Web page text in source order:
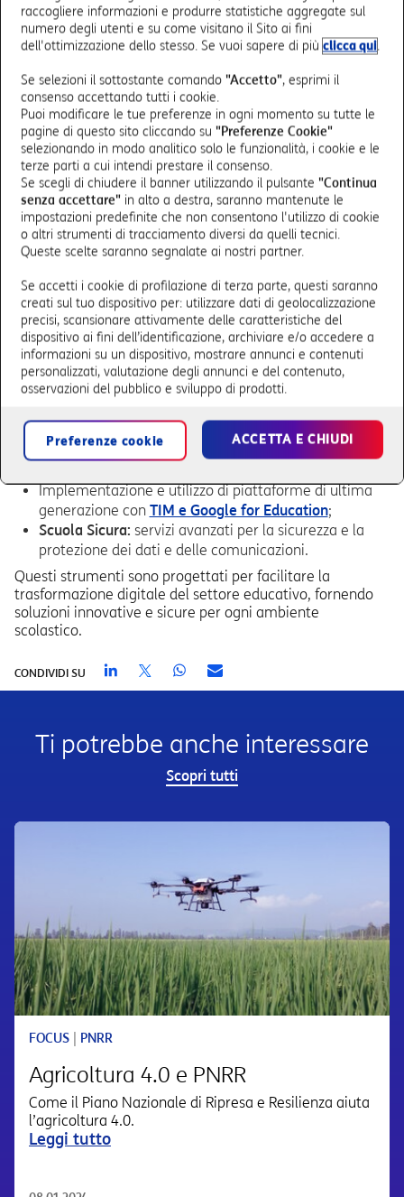
critiche come il pensiero critico, la risoluzione di problemi
e la capacità di lavorare collaborativamente, preparando
gli studenti a sfide e opportunità del mondo moderno.
Didattica digitale: come
contribuisce a questa evoluzione
TIM Enterprise
Per le istituzioni scolastiche, l’evoluzione verso una
didattica sempre più digitaledeve essere gestita
attraverso processi mirati e sicuri, spesso in
collaborazione con entità che fornisconosoluzioni su
misura per le esigenze specifiche di questo ambito.
TIM Enterprise risponde a queste necessità con servizi
progettati specificamente per le scuole digitali,
garantendoconnettività, gestione efficace e sicurezza
Connettività e cablaggio innovativo
Implementazione e utilizzo di piattaforme di ultima
generazione con TIM e Google for Education;
Scuola Sicura: servizi avanzati per la sicurezza e la
protezione dei dati e delle comunicazioni.
Questi strumenti sono progettati per facilitare la
trasformazione digitale del settore educativo, fornendo
soluzioni innovative e sicure per ogni ambiente
scolastico.
CONDIVIDI SU
Ti potrebbe anche interessare
Scopri tutti
FOCUS PNRR
Agricoltura 4.0 e PNRR
Come il Piano Nazionale di Ripresa e Resilienza aiuta
l’agricoltura 4.0.
Leggi tutto
raccogliere informazioni e produrre statistiche aggregate sul
numero degli utenti e su come visitano il Sito ai fini
dell'ottimizzazione dello stesso. Se vuoi sapere di più clicca qui.
Se selezioni il sottostante comando "Accetto", esprimi il
consenso accettando tutti i cookie.
Puoi modificare le tue preferenze in ogni momento su tutte le
pagine di questo sito cliccando su "Preferenze Cookie"
selezionando in modo analitico solo le funzionalità, i cookie e le
terze parti a cui intendi prestare il consenso.
Se scegli di chiudere il banner utilizzando il pulsante "Continua
senza accettare" in alto a destra, saranno mantenute le
impostazioni predefinite che non consentono l'utilizzo di cookie
o altri strumenti di tracciamento diversi da quelli tecnici.
Queste scelte saranno segnalate ai nostri partner.
Se accetti i cookie di profilazione di terza parte, questi saranno
creati sul tuo dispositivo per: utilizzare dati di geolocalizzazione
precisi, scansionare attivamente delle caratteristiche del
dispositivo ai fini dell’identificazione, archiviare e/o accedere a
informazioni su un dispositivo, mostrare annunci e contenuti
personalizzati, valutazione degli annunci e del contenuto,
osservazioni del pubblico e sviluppo di prodotti.
Preferenze cookie ACCETTA E CHIUDI